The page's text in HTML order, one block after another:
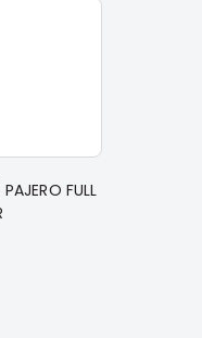
FULL